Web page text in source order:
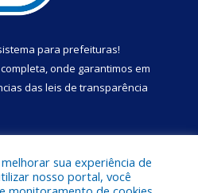
para prefeituras!
completa, onde garantimos em
das leis de transparência
sua experiência de
nosso portal, você